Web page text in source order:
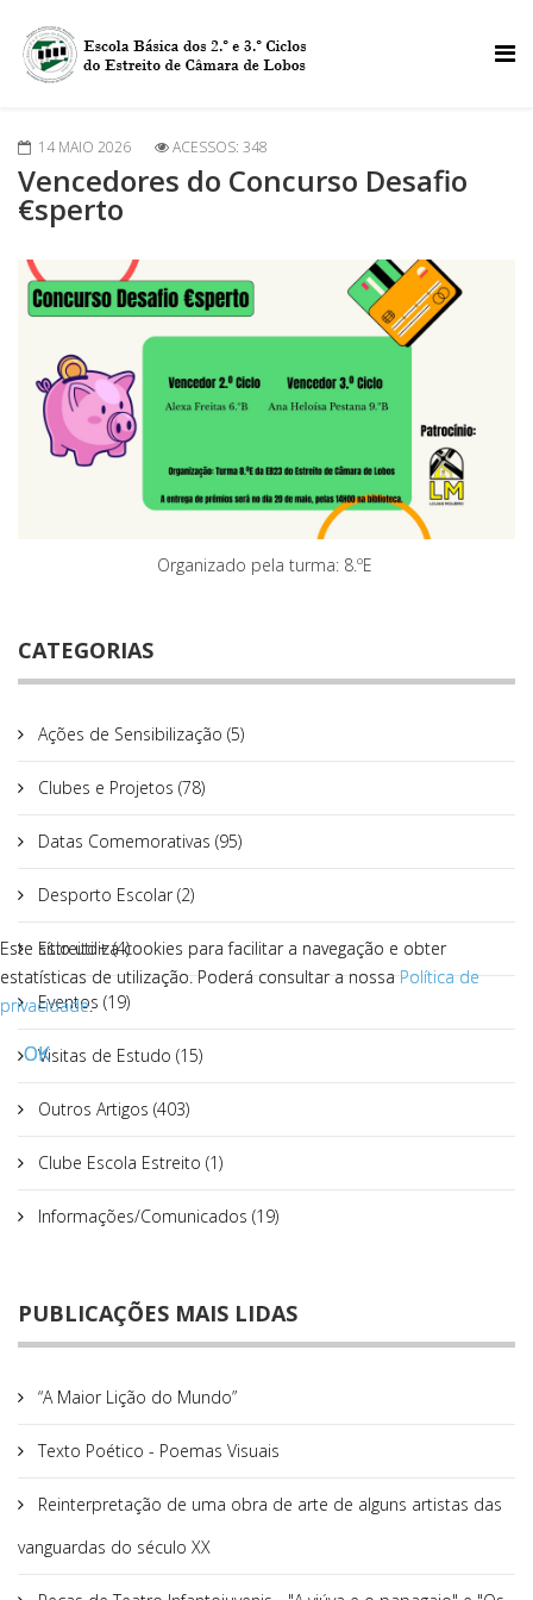
14 MAIO 2026 ACESSOS: 348
Vencedores do Concurso Desafio
€sperto
Organizado pela turma: 8.ºE
CATEGORIAS
Ações de Sensibilização (5)
Clubes e Projetos (78)
Datas Comemorativas (95)
Desporto Escolar (2)
Estreito+ (4)
Eventos (19)
Visitas de Estudo (15)
Outros Artigos (403)
Clube Escola Estreito (1)
Informações/Comunicados (19)
PUBLICAÇÕES MAIS LIDAS
“A Maior Lição do Mundo”
Texto Poético - Poemas Visuais
Reinterpretação de uma obra de arte de alguns artistas das
vanguardas do século XX
Este sítio utiliza cookies para facilitar a navegação e obter
estatísticas de utilização. Poderá consultar a nossa Política de
privacidade.
OK
Este sítio utiliza cookies para facilitar a navegação e obter
estatísticas de utilização. Poderá consultar a nossa Política de
privacidade.
OK